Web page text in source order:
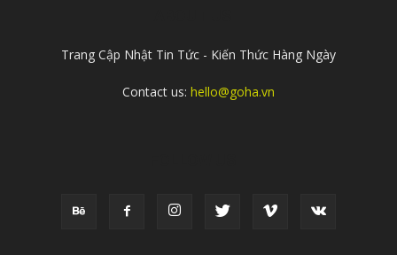
Trang Cập Nhật Tin Tức - Kiến Thức Hàng Ngày
Contact us: hello@goha.vn